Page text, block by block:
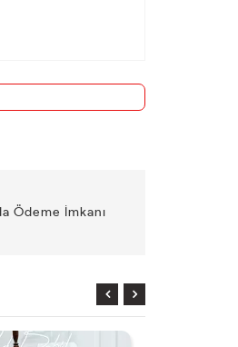
Ödeme İmkanı